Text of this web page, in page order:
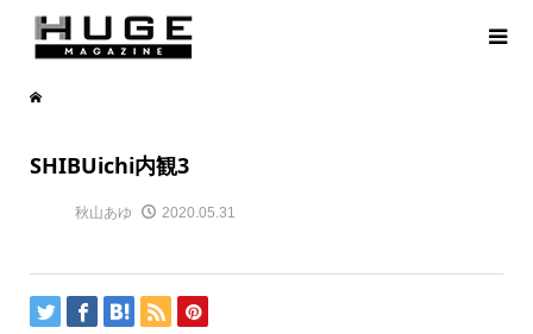
SHIBUichi内観3
秋山あゆ 2020.05.31